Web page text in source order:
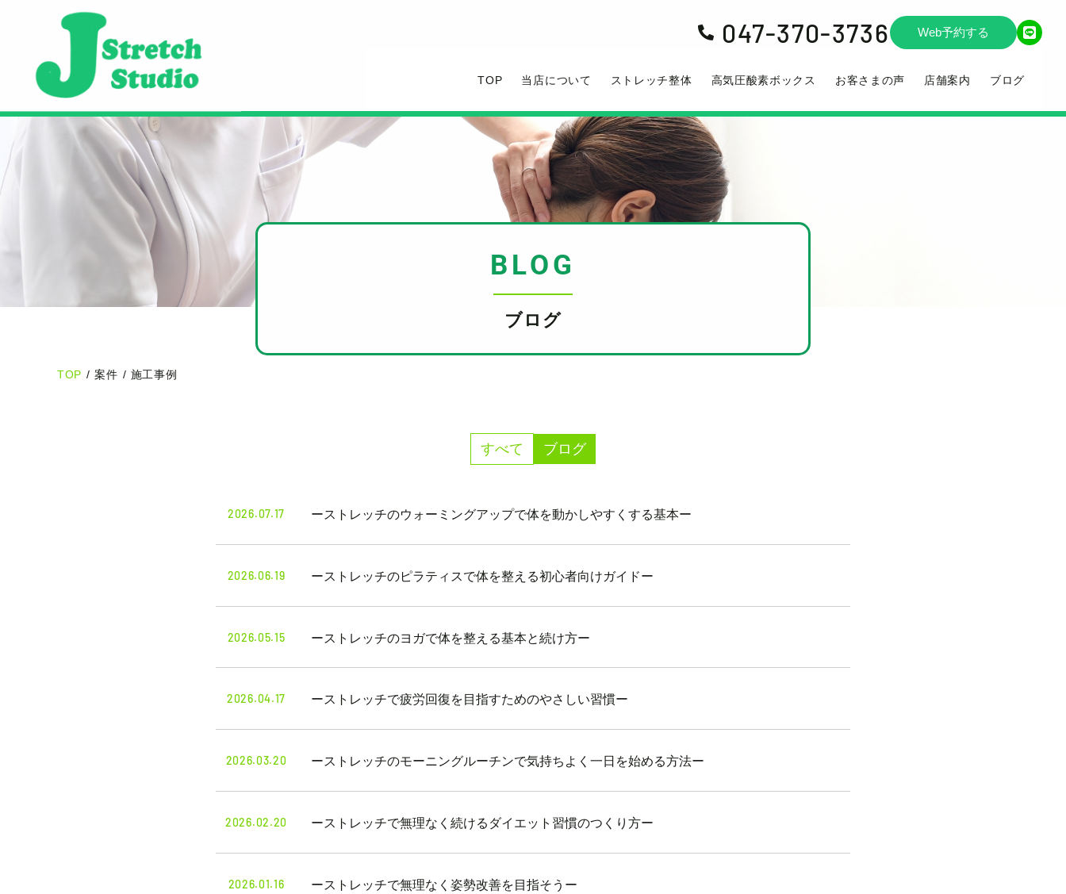
 047-370-3736 Web予約する
TOP 当店について ストレッチ整体 高気圧酸素ボックス お客さまの声 店舗案内 ブログ
BLOG
ブログ
TOP / 案件 / 施工事例
すべて ブログ
2026.07.17 ーストレッチのウォーミングアップで体を動かしやすくする基本ー
2026.06.19 ーストレッチのピラティスで体を整える初心者向けガイドー
2026.05.15 ーストレッチのヨガで体を整える基本と続け方ー
2026.04.17 ーストレッチで疲労回復を目指すためのやさしい習慣ー
2026.03.20 ーストレッチのモーニングルーチンで気持ちよく一日を始める方法ー
2026.02.20 ーストレッチで無理なく続けるダイエット習慣のつくり方ー
2026.01.16 ーストレッチで無理なく姿勢改善を目指そうー